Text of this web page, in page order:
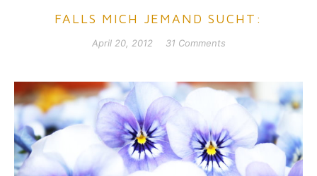
FALLS MICH JEMAND SUCHT:
April 20, 2012 31 Comments